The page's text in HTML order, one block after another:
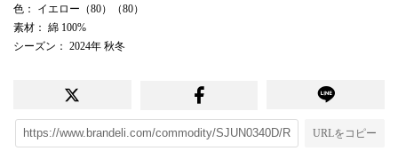
色 ： イエロー（80）（80）
素材 ： 綿 100%
シーズン ： 2024年 秋冬
URLをコピー